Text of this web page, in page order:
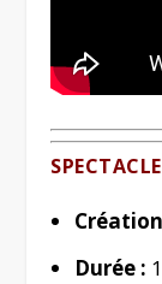
Durée :